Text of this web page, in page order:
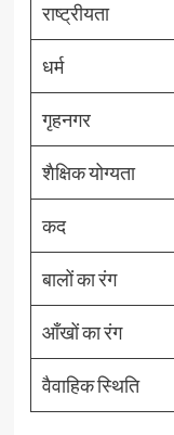
राष्ट्रीयता
धर्म
गृहनगर
शैक्षिक योग्यता
कद
बालों का रंग
आँखों का रंग
वैवाहिक स्थिति